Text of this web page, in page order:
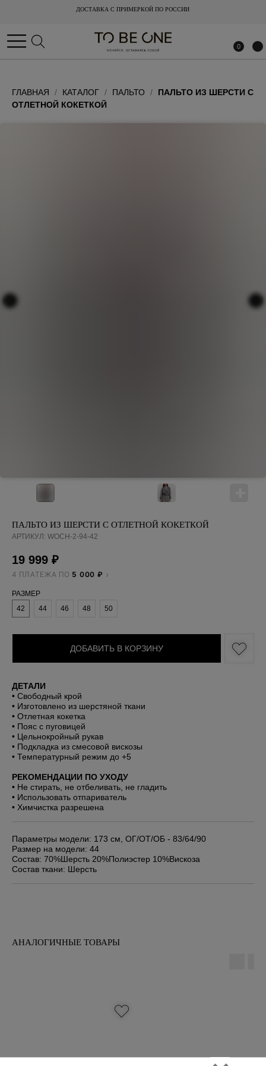
ДОСТАВКА С ПРИМЕРКОЙ ПО РОССИИ
0
ДОСТАВКА С ПРИМЕРКОЙ ПО РОССИИ
0
ГЛАВНАЯ КАТАЛОГ ПАЛЬТО
ПАЛЬТО ИЗ ШЕРСТИ С
ОТЛЕТНОЙ КОКЕТКОЙ
ПАЛЬТО ИЗ ШЕРСТИ С ОТЛЕТНОЙ КОКЕТКОЙ
АРТИКУЛ: WOCH-2-94-42
19 999 ₽
4 ПЛАТЕЖА ПО 5 000 ₽
РАЗМЕР
42
44 46 48 50
ДОБАВИТЬ В КОРЗИНУ
ДЕТАЛИ
• Свободный крой
• Изготовлено из шерстяной ткани
• Отлетная кокетка
• Пояс с пуговицей
• Цельнокройный рукав
• Подкладка из смесовой вискозы
• Температурный режим до +5
РЕКОМЕНДАЦИИ ПО УХОДУ
• Не стирать, не отбеливать, не гладить
• Использовать отпариватель
• Химчистка разрешена
Параметры модели: 173 см, ОГ/ОТ/ОБ - 83/64/90
Размер на модели: 44
Состав: 70%Шерсть 20%Полиэстер 10%Вискоза
Состав ткани: Шерсть
АНАЛОГИЧНЫЕ ТОВАРЫ